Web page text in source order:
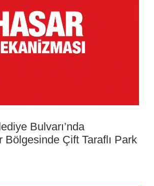
Bulvarı’nda
Bölgesinde Çift Taraflı Park